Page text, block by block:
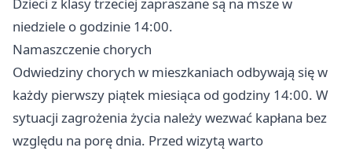
Dzieci z klasy trzeciej zapraszane są na msze w
niedziele o godzinie 14:00.
Namaszczenie chorych
Odwiedziny chorych w mieszkaniach odbywają się w
każdy pierwszy piątek miesiąca od godziny 14:00. W
sytuacji zagrożenia życia należy wezwać kapłana bez
względu na porę dnia. Przed wizytą warto